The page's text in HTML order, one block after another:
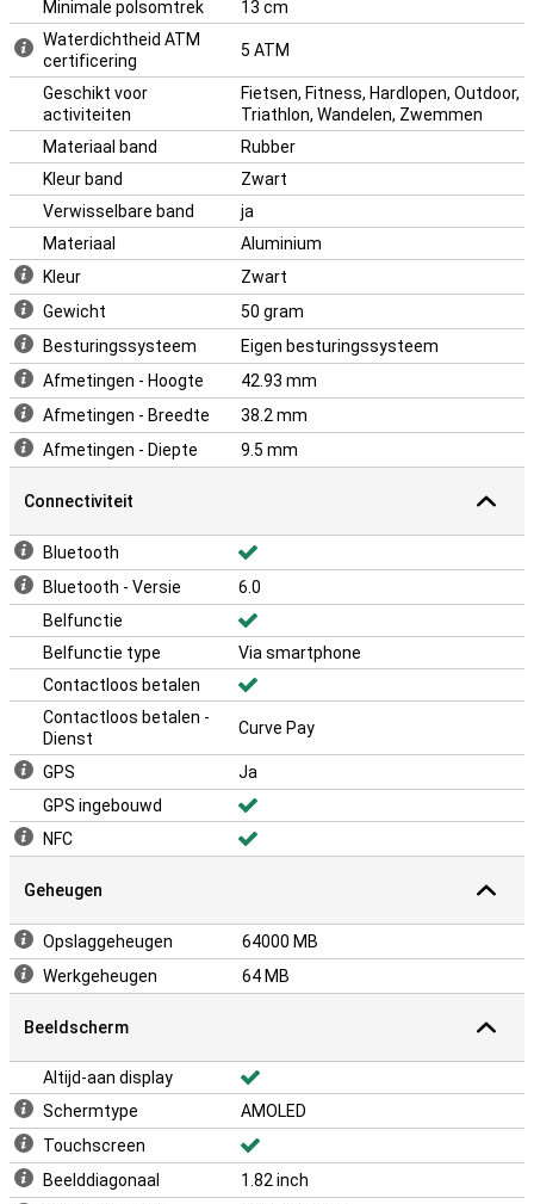
te gaan. Met 5 ATM waterdichtheid en IP6X stofbestendigheid
gebruik je hem zonder zorgen tijdens regen of sport. Zo mis je niets
belangrijks en blijf je altijd bereikbaar met de Huawei Watch Fit 5
Zwart.
Minimale polsomtrek
13 cm
Waterdichtheid ATM
certificering
5 ATM
Geschikt voor
activiteiten
Fietsen, Fitness, Hardlopen, Outdoor,
Triathlon, Wandelen, Zwemmen
Materiaal band
Rubber
Kleur band
Zwart
Verwisselbare band
ja
Materiaal
Aluminium
Kleur
Zwart
Gewicht
50 gram
Besturingssysteem
Eigen besturingssysteem
Afmetingen - Hoogte
42.93 mm
Afmetingen - Breedte
38.2 mm
Afmetingen - Diepte
9.5 mm
Connectiviteit
Bluetooth
Bluetooth - Versie
6.0
Belfunctie
Belfunctie type
Via smartphone
Contactloos betalen
Contactloos betalen -
Dienst
Curve Pay
GPS
Ja
GPS ingebouwd
NFC
Geheugen
Opslaggeheugen
64000 MB
Werkgeheugen
64 MB
Beeldscherm
Altijd-aan display
Schermtype
AMOLED
Touchscreen
Beelddiagonaal
1.82 inch